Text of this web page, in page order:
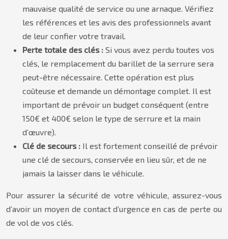
mauvaise qualité de service ou une arnaque. Vérifiez
les références et les avis des professionnels avant
de leur confier votre travail.
Perte totale des clés : Si vous avez perdu toutes vos
clés, le remplacement du barillet de la serrure sera
peut-être nécessaire. Cette opération est plus
coûteuse et demande un démontage complet. Il est
important de prévoir un budget conséquent (entre
150€ et 400€ selon le type de serrure et la main
d’œuvre).
Clé de secours : Il est fortement conseillé de prévoir
une clé de secours, conservée en lieu sûr, et de ne
jamais la laisser dans le véhicule.
Pour assurer la sécurité de votre véhicule, assurez-vous
d’avoir un moyen de contact d’urgence en cas de perte ou
de vol de vos clés.